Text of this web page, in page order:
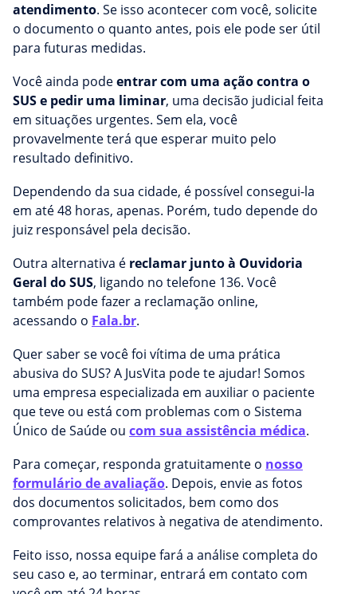
atendimento. Se isso acontecer com você, solicite
o documento o quanto antes, pois ele pode ser útil
para futuras medidas.
Você ainda podeentrar com uma ação contra o
SUS e pedir uma liminar, uma decisão judicial feita
em situações urgentes. Sem ela, você
provavelmente terá que esperar muito pelo
resultado definitivo.
Dependendo da sua cidade, é possível consegui-la
em até 48 horas, apenas. Porém, tudo depende do
juiz responsável pela decisão.
Outra alternativa é reclamar junto à Ouvidoria
Geral do SUS, ligando no telefone 136. Você
também pode fazer a reclamação online,
acessando o Fala.br.
Quer saber se você foi vítima de uma prática
abusiva do SUS? A JusVita pode te ajudar! Somos
uma empresa especializada em auxiliar o paciente
que teve ou está com problemas com o Sistema
Único de Saúde ou com sua assistência médica.
Para começar, responda gratuitamente o nosso
formulário de avaliação. Depois, envie as fotos
dos documentos solicitados, bem como dos
comprovantes relativos à negativa de atendimento.
Feito isso, nossa equipe fará a análise completa do
seu caso e, ao terminar, entrará em contato com